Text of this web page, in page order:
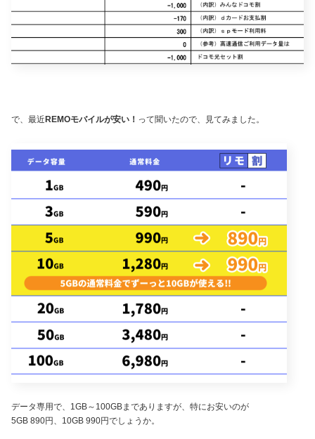
で、最近REMOモバイルが安い！ って聞いたので、見てみました。
データ専用で、1GB～100GBまでありますが、特にお安いのが
5GB 890円、10GB 990円でしょうか。